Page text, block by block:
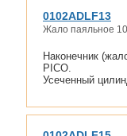
0102ADLF13
Жало паяльное
Наконечник
PICO.
Усеченный